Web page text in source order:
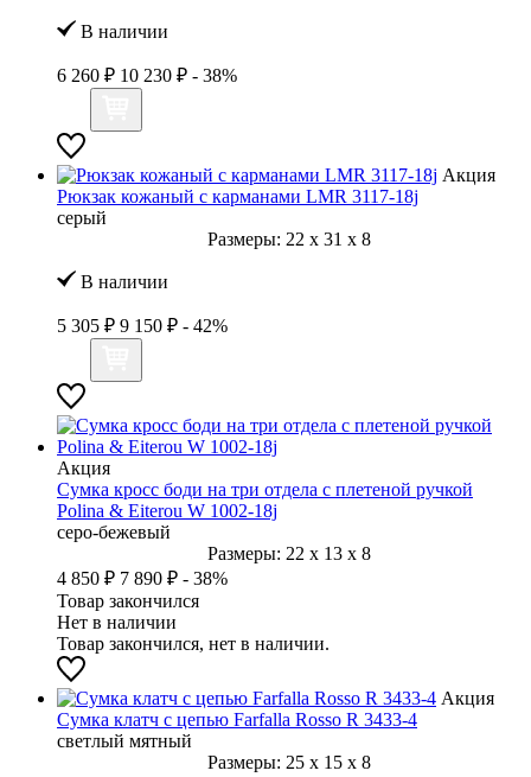
В наличии
6 260 ₽ 10 230 ₽ - 38%
Акция
Рюкзак кожаный с карманами LMR 3117-18j
серый
Размеры: 22 x 31 x 8
В наличии
5 305 ₽ 9 150 ₽ - 42%
Акция
Сумка кросс боди на три отдела с плетеной ручкой
Polina & Eiterou W 1002-18j
серо-бежевый
Размеры: 22 x 13 x 8
4 850 ₽ 7 890 ₽ - 38%
Товар закончился
Нет в наличии
Товар закончился, нет в наличии.
Акция
Сумка клатч с цепью Farfalla Rosso R 3433-4
светлый мятный
Размеры: 25 x 15 x 8